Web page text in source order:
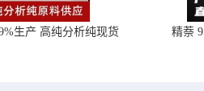
生产 高纯分析纯现货 精萘